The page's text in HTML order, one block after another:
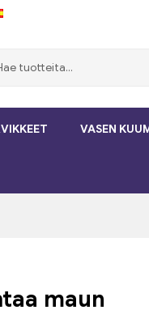
VASEN
maun